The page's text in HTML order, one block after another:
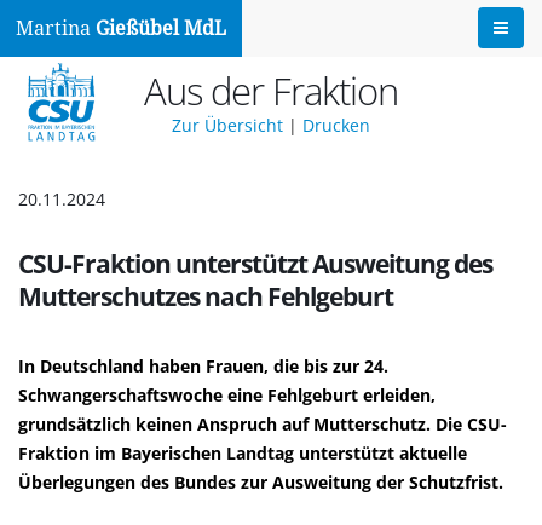
Martina Gießübel MdL
Aus der Fraktion
Zur Übersicht | Drucken
20.11.2024
CSU-Fraktion unterstützt Ausweitung des
Mutterschutzes nach Fehlgeburt
In Deutschland haben Frauen, die bis zur 24.
Schwangerschaftswoche eine Fehlgeburt erleiden,
grundsätzlich keinen Anspruch auf Mutterschutz. Die CSU-
Fraktion im Bayerischen Landtag unterstützt aktuelle
Überlegungen des Bundes zur Ausweitung der Schutzfrist.